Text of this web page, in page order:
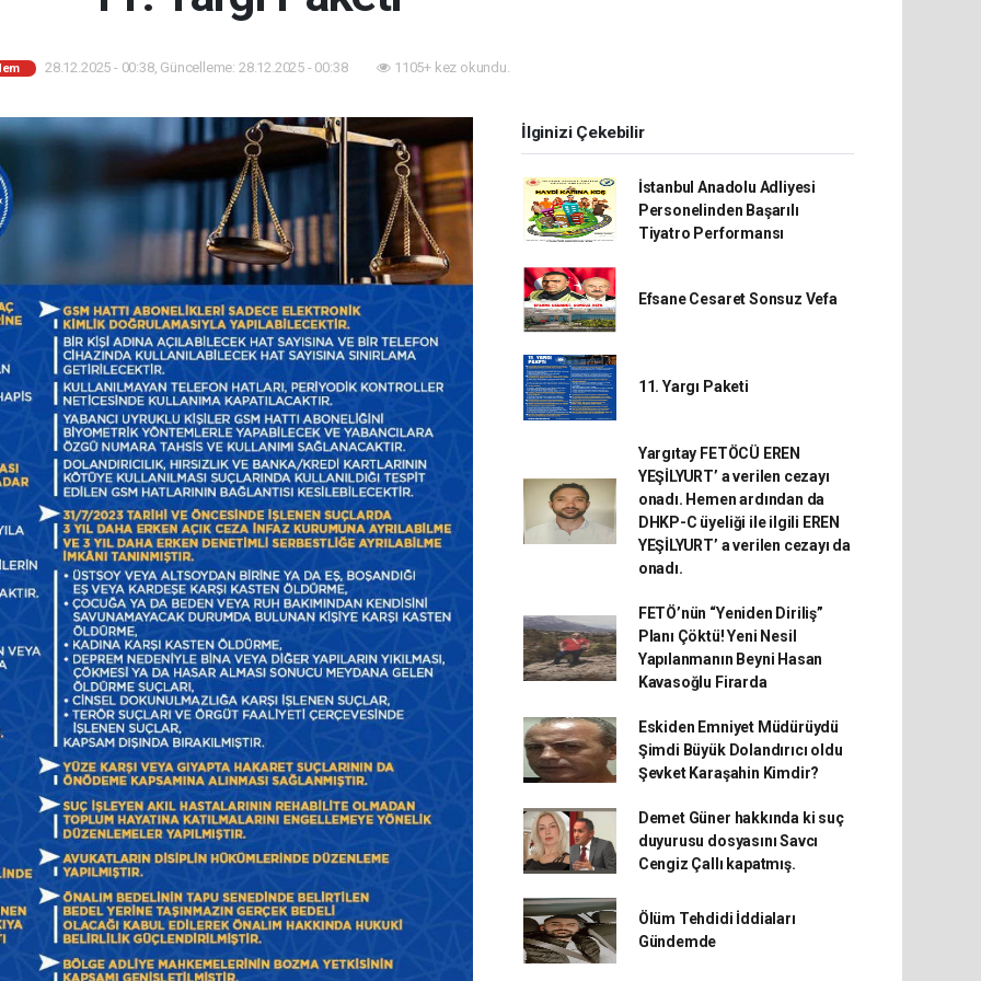
28.12.2025 - 00:38, Güncelleme: 28.12.2025 - 00:38 1105+ kez okundu.
İlginizi Çekebilir
İstanbul Anadolu Adliyesi
Personelinden Başarılı
Tiyatro Performansı
Efsane Cesaret Sonsuz Vefa
11. Yargı Paketi
Yargıtay FETÖCÜ EREN
YEŞİLYURT’ a verilen cezayı
onadı. Hemen ardından da
DHKP-C üyeliği ile ilgili EREN
YEŞİLYURT’ a verilen cezayı da
onadı.
FETÖ’nün “Yeniden Diriliş”
Planı Çöktü! Yeni Nesil
Yapılanmanın Beyni Hasan
Kavasoğlu Firarda
Eskiden Emniyet Müdürüydü
Şimdi Büyük Dolandırıcı oldu
Şevket Karaşahin Kimdir?
Demet Güner hakkında ki suç
duyurusu dosyasını Savcı
Cengiz Çallı kapatmış.
Ölüm Tehdidi İddiaları
Gündemde